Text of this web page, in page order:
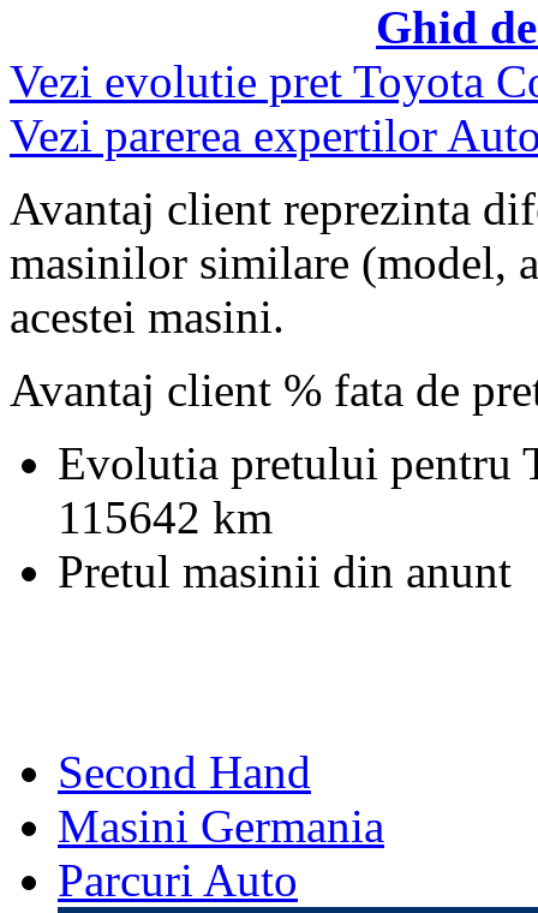
Ghid
Vezi evolutie pret Toyota
Vezi parerea expertilor
Avantaj client reprezinta
masinilor similare (model,
acestei masini.
Avantaj client % fata de
Evolutia pretului pentru
115642 km
Pretul masinii din anunt
Second Hand
Masini Germania
Parcuri Auto